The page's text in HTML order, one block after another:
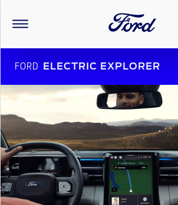
FORD ELECTRIC EXPLORER